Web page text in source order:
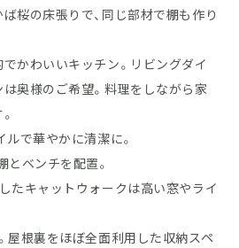
桜の床張りで、同じ部材で棚も作り
かわいいキッチン。リビングダイ
奥様のご希望。料理をしながら家
で華やかに清潔に。
とベンチを配置。
たキャットウォークは高い窓やライ
屋根裏をほぼ全面利用した収納スペ